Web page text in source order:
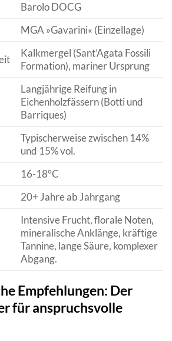
Barolo DOCG
MGA »Gavarini« (Einzellage)
Kalkmergel (Sant’Agata Fossili
Formation), mariner Ursprung
Langjährige Reifung in
Eichenholzfässern (Botti und
Barriques)
Typischerweise zwischen 14%
und 15% vol.
16-18°C
20+ Jahre ab Jahrgang
Intensive Frucht, florale Noten,
mineralische Anklänge, kräftige
Tannine, lange Säure, komplexer
Abgang.
Empfehlungen: Der
für anspruchsvolle